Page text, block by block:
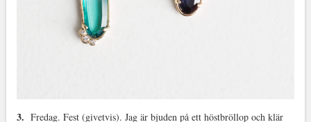
3. Fredag. Fest (givetvis). Jag är bjuden på ett höstbröllop och klär